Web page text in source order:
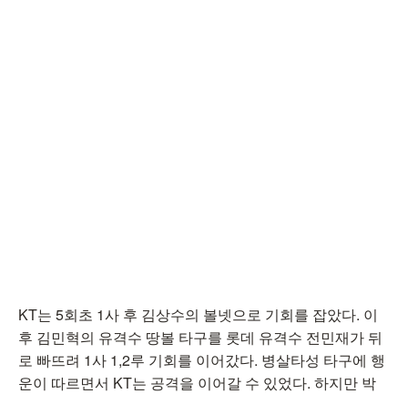
KT는 5회초 1사 후 김상수의 볼넷으로 기회를 잡았다. 이
후 김민혁의 유격수 땅볼 타구를 롯데 유격수 전민재가 뒤
로 빠뜨려 1사 1,2루 기회를 이어갔다. 병살타성 타구에 행
운이 따르면서 KT는 공격을 이어갈 수 있었다. 하지만 박